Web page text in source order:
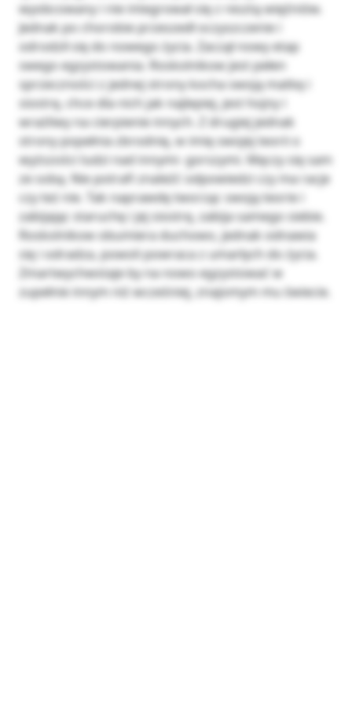
wyobcowany i nie integrował się z resztą więźniów.
Jednak po chorobie przeszedł oczyszczenie i
odrodził się do nowego życia. Zaczął nowy etap
swego egzystowania. Roskolnikow jest pełen
sprzeczności z jednej strony kocha swoją matkę i
siostrę, chce dla nich jak najlepiej, jest hojny i
wrażliwy na cierpienie innych. Z drugiej jednak
strony popełnia zbrodnię, w imię swojej teorii o
wyższości ludzi nad innymi- gorszymi. Męczy się sam
ze sobą. Nie potrafi znaleźć odpowiedzi czy ma racje
czy też nie. Tak naprawdę tworząc swoją teorie i
zabijając staruchę i jej siostrę, zabija samego siebie.
Roskolnikow obumiera duchowo, jednak odnawia
się i odradza, powoli powraca z umarłych do życia.
Zmartwychwstaje by na nowo egzystować w
zupełnie innym niż wcześniej, znajomym mu świecie.